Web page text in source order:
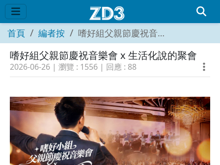
首頁 編者按 嗜好組父親節慶祝音樂會 x 生活化說的聚會
嗜好組父親節慶祝音樂會 x 生活化說的聚會
2026-06-26 | 瀏覽 : 1556 | 回應 : 88